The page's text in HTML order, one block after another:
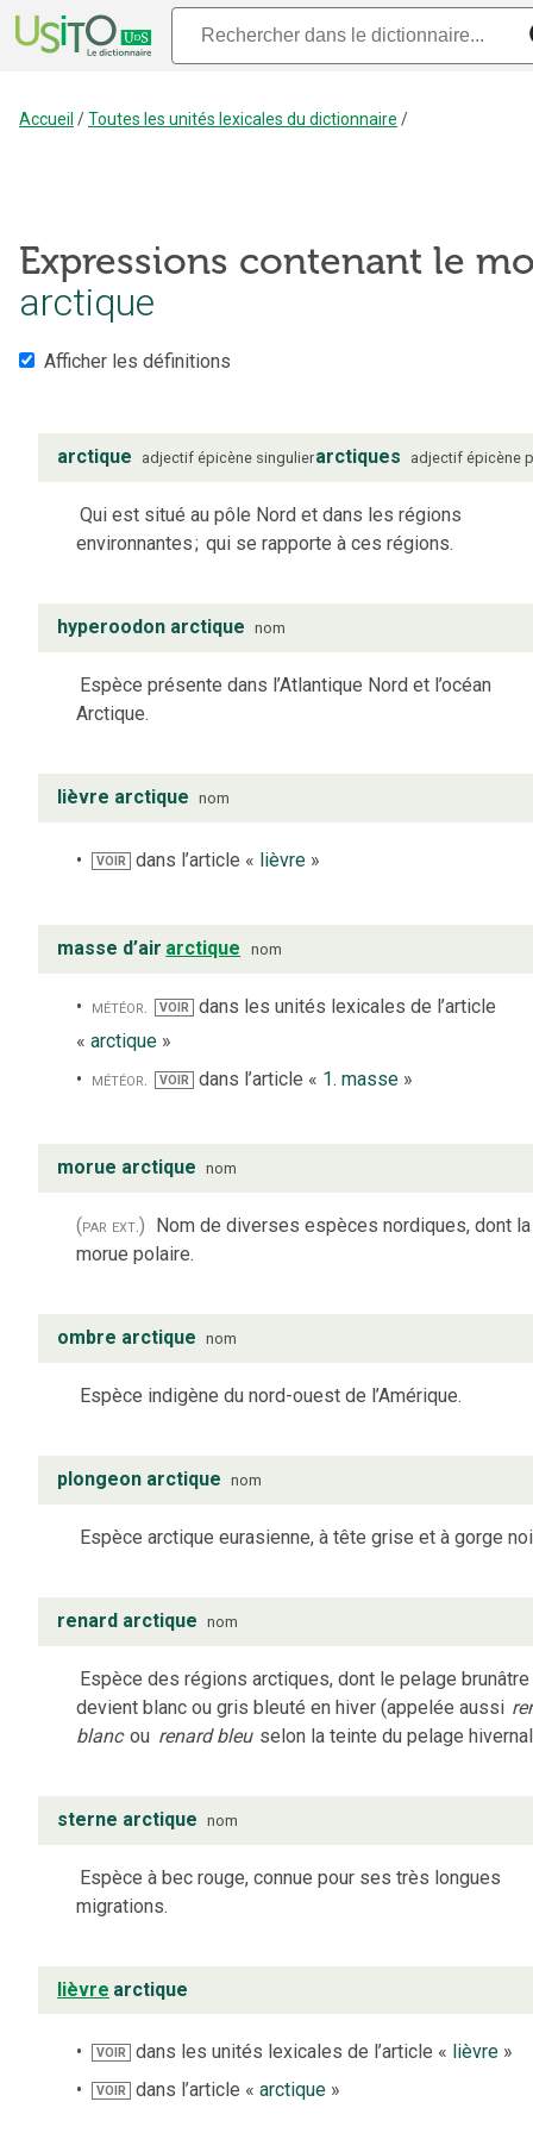
Accueil /Toutes les unités lexicales du dictionnaire /
Expressions contenant le
arctique
Afficher les définitions
arctique adjectif épicène singulierarctiques adjectif épicène
Qui est situé au pôle Nord et dans les régions
environnantes; qui se rapporte à ces régions.
hyperoodon arctique nom
Espèce présente dans l’Atlantique Nord et l’océan
Arctique.
lièvre arctique nom
VOIR dans l’article « lièvre »
masse d’air arctique nom
météor. VOIR dans les unités lexicales de l’article
« arctique »
météor.
VOIR dans l’article « 1. masse»
morue arctique nom
(par ext.) Nom de diverses espèces nordiques, dont la
morue polaire.
ombre arctique nom
Espèce indigène du nord-ouest de l’Amérique.
plongeon arctique nom
Espèce arctique eurasienne, à tête grise et à gorge
renard arctique nom
Espèce des régions arctiques, dont le pelage brunâtre
devient blanc ou gris bleuté en hiver (appelée aussi
blanc ou renard bleu selon la teinte du pelage
sterne arctique nom
Espèce à bec rouge, connue pour ses très longues
migrations.
lièvre arctique
VOIR dans les unités lexicales de l’article « lièvre »
VOIR dans l’article «arctique »